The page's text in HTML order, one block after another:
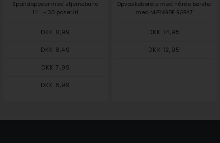
Spandeposer med stjernebund
14 L - 30 poser/rl.
DKK 8,99
DKK 8,49
DKK 7,99
DKK 6,99
Opvaskebørste med hårde børster
med MÆNGDE RABAT
DKK 14,95
DKK 12,95